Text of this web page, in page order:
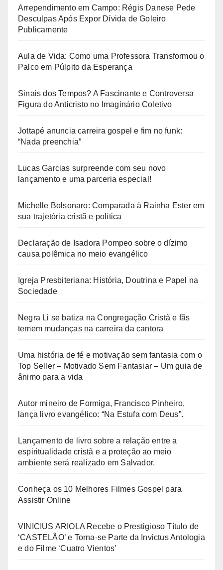
Arrependimento em Campo: Régis Danese Pede
Desculpas Após Expor Dívida de Goleiro
Publicamente
Aula de Vida: Como uma Professora Transformou o
Palco em Púlpito da Esperança
Sinais dos Tempos? A Fascinante e Controversa
Figura do Anticristo no Imaginário Coletivo
Jottapé anuncia carreira gospel e fim no funk:
“Nada preenchia”
Lucas Garcias surpreende com seu novo
lançamento e uma parceria especial!
Michelle Bolsonaro: Comparada à Rainha Ester em
sua trajetória cristã e política
Declaração de Isadora Pompeo sobre o dízimo
causa polêmica no meio evangélico
Igreja Presbiteriana: História, Doutrina e Papel na
Sociedade
Negra Li se batiza na Congregação Cristã e fãs
temem mudanças na carreira da cantora
Uma história de fé e motivação sem fantasia com o
Top Seller – Motivado Sem Fantasiar – Um guia de
ânimo para a vida
Autor mineiro de Formiga, Francisco Pinheiro,
lança livro evangélico: “Na Estufa com Deus”.
Lançamento de livro sobre a relação entre a
espiritualidade cristã e a proteção ao meio
ambiente será realizado em Salvador.
Conheça os 10 Melhores Filmes Gospel para
Assistir Online
VINICIUS ARIOLA Recebe o Prestigioso Título de
‘CASTELÃO’ e Torna-se Parte da Invictus Antologia
e do Filme ‘Cuatro Vientos’